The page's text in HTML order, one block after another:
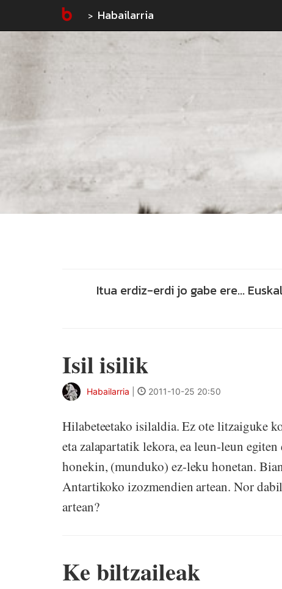
Habailarria
Itua erdiz-erdi jo gabe ere...
Isil isilik
Habailarria 2011-10-25 20:50
Hilabeteetako isilaldia. Ez ote litzaiguke
eta zalapartatik lekora, ea leun-leun
honekin, (munduko) ez-leku honetan.
Antartikoko izozmendien artean. Nor
artean?
Ke biltzaileak